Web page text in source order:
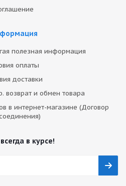
полезная информация
оплаты
доставки
возврат и обмен товара
в интернет-магазине (Договор
в курсе!